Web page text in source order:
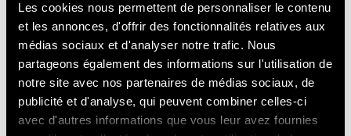
Les cookies nous permettent de personnaliser le contenu
et les annonces, d'offrir des fonctionnalités relatives aux
médias sociaux et d'analyser notre trafic. Nous
partageons également des informations sur l'utilisation de
notre site avec nos partenaires de médias sociaux, de
publicité et d'analyse, qui peuvent combiner celles-ci
avec d'autres informations que vous leur avez fournies
SAINT NICHOLAS SCHOOL D'ALPHAVILLE
STADE LOUJNIKI DE MOSCOU